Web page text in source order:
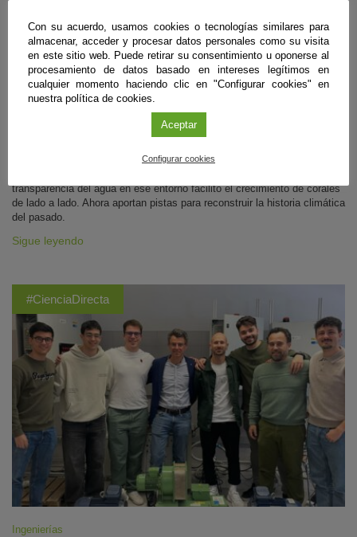
Descubren los primeros arrecifes fósiles con
crecimientos horizontales de hace 6,5 millones
de años
Almería,Granada|05 de agosto de 2026
identificado en varios puntos cercanos a la capital almeriense
previa en la que el Mediterráneo se secó casi por completo. En estos
transparencia del agua en ese entorno facilitó el crecimiento de corales
de lado a lado. Ahora aportan pistas para reconstruir la historia climática
del pasado.
Sigue leyendo
#CienciaDirecta
Ingenierías
Con su acuerdo, usamos cookies o tecnologías similares para
almacenar, acceder y procesar datos personales como su visita
en este sitio web. Puede retirar su consentimiento u oponerse al
procesamiento de datos basado en intereses legítimos en
cualquier momento haciendo clic en "Configurar cookies" en
nuestra política de cookies.
Aceptar
Configurar cookies